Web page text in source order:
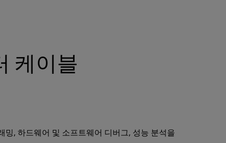
케이블
, 하드웨어 및 소프트웨어 디버그, 성능 분석을